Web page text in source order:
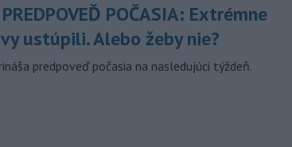
POČASIA: Extrémne
ustúpili. Alebo žeby nie?
predpoveď počasia na nasledujúci týždeň.